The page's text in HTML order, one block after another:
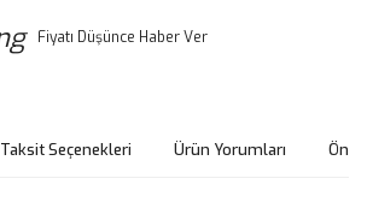
Fiyatı Düşünce Haber Ver
Taksit Seçenekleri Ürün Yorumları